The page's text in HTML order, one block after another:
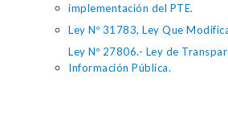
implementación del PTE.
Ley Nº 31783, Ley Que
Ley Nº 27806.- Ley de
Información Pública.